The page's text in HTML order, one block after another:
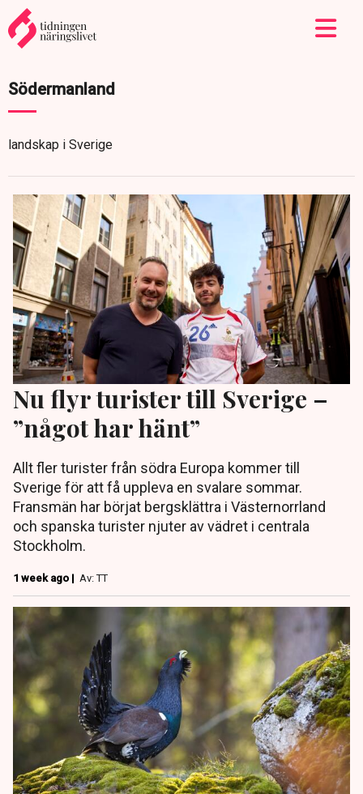
Södermanland
landskap i Sverige
Nu flyr turister till Sverige –
”något har hänt”
Allt fler turister från södra Europa kommer till
Sverige för att få uppleva en svalare sommar.
Fransmän har börjat bergsklättra i Västernorrland
och spanska turister njuter av vädret i centrala
Stockholm.
1 week ago | Av: TT